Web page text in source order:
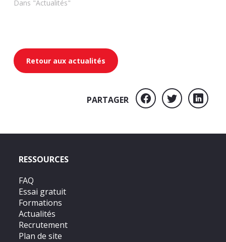
Dans "Actualités"
Retour aux actualités
PARTAGER
RESSOURCES
FAQ
Essai gratuit
Formations
Actualités
Recrutement
Plan de site